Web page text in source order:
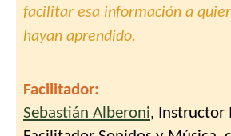
facilitar esa información a
hayan aprendido.
Facilitador:
Sebastián Alberoni, Instructor